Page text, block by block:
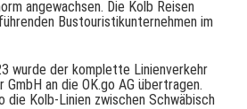
angewachsen. Die Kolb Reisen
Bustouristikunternehmen im
wurde der komplette Linienverkehr
GmbH an die OK.go AG übertragen.
Kolb-Linien zwischen Schwäbisch